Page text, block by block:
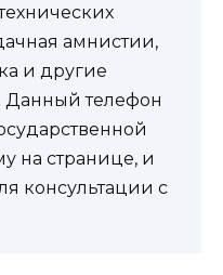
амнистии,
и другие
телефон
на странице, и
консультации с